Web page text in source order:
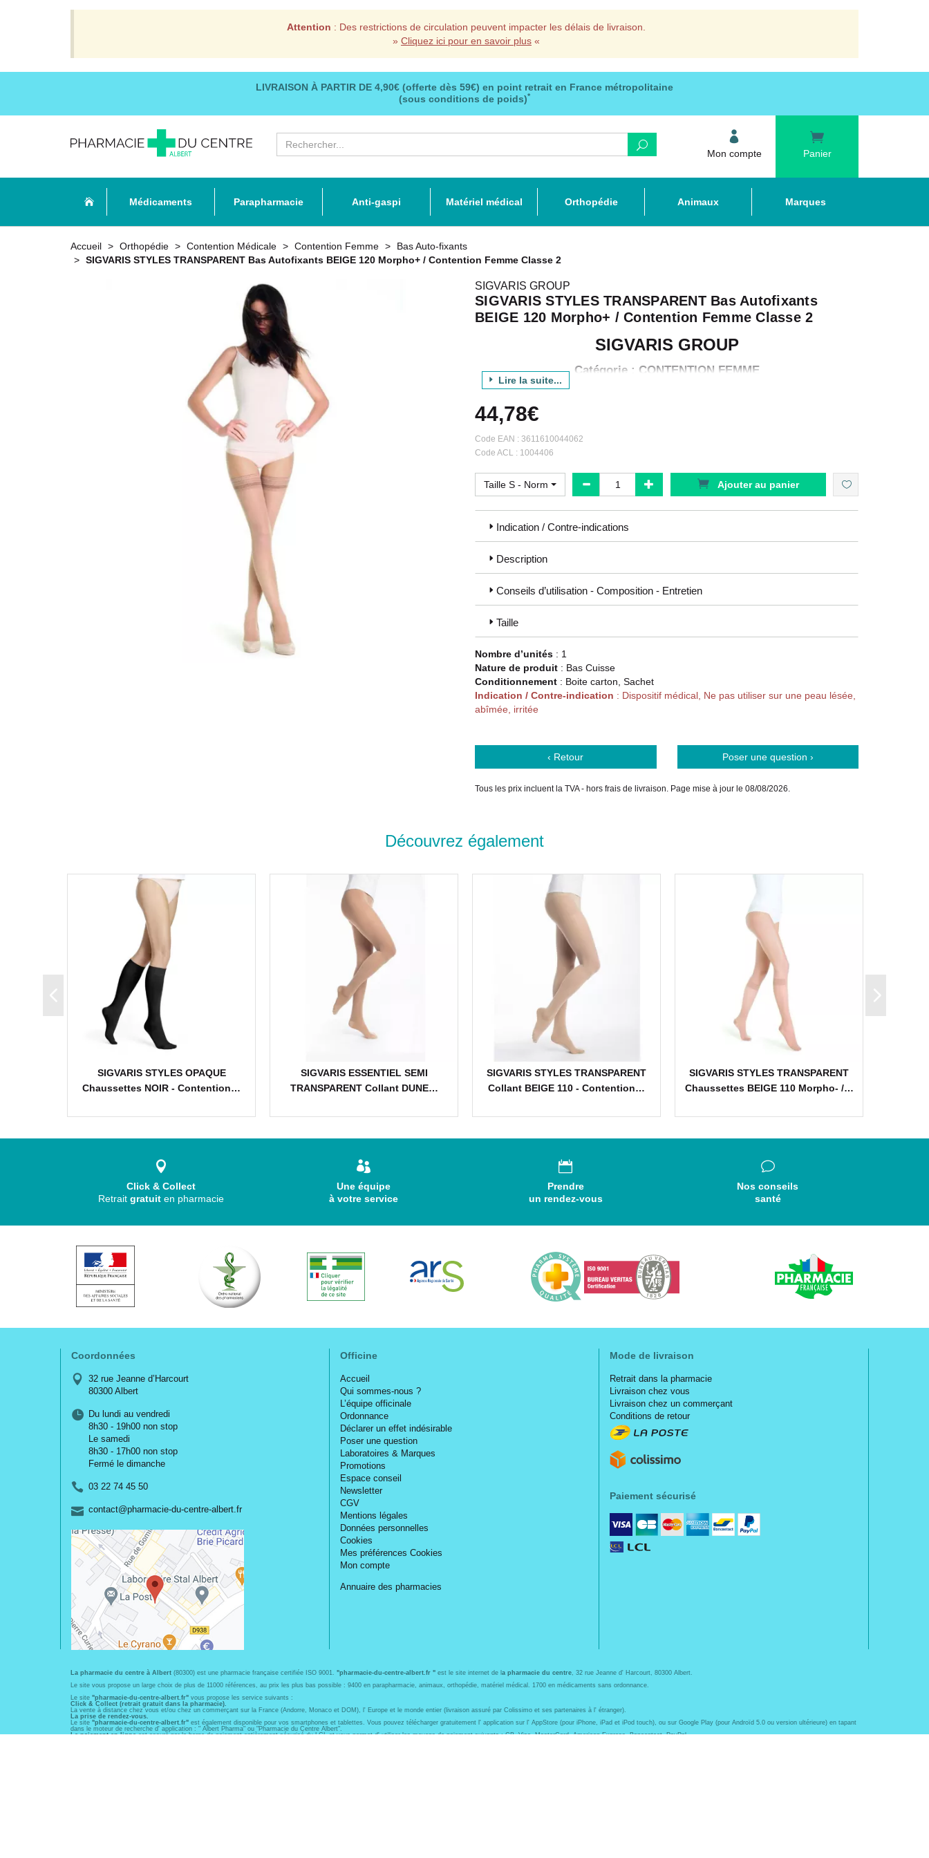
Attention : Des restrictions de circulation peuvent impacter les délais de livraison.
» Cliquez ici pour en savoir plus «
LIVRAISON À PARTIR DE 4,90€ (offerte dès 59€) en point retrait en France métropolitaine
(sous conditions de poids)*
Mon compte Panier
Médicaments Parapharmacie Anti-gaspi Matériel médical Orthopédie Animaux Marques
Accueil Orthopédie Contention Médicale Contention Femme
Bas Auto-fixants
SIGVARIS STYLES TRANSPARENT Bas Autofixants BEIGE 120 Morpho+ / Contention Femme Classe 2
SIGVARIS GROUP
SIGVARIS STYLES TRANSPARENT Bas Autofixants
BEIGE 120 Morpho+ / Contention Femme Classe 2
SIGVARIS GROUP
Catégorie : CONTENTION FEMME
Couleur : BEIGE 120
Styles :
pour qu’elles puissent exprimer leur personnalité.
Les produitsSTYLES TRANSPARENTremplace les produitsDIVIN ECLAT.
1004414 / 1004410 / 1004415
Code EAN : 3611610044062 / 3611610044116 / 3611610044079 / 3611610044123 /
3611610044086 / 3611610044130 / 3611610044093 / 3611610044147 /
3611610044109 / 3611610044154
Lire la suite...
44,78€
Code EAN : 3611610044062
Code ACL : 1004406
Taille S - Normal Ajouter au panier
Indication / Contre-indications
Description
Conseils d’utilisation - Composition - Entretien
Taille
Nombre d’unités : 1
Nature de produit : Bas Cuisse
Conditionnement : Boite carton, Sachet
Indication / Contre-indication : Dispositif médical, Ne pas utiliser sur une peau lésée,
abîmée, irritée
‹ Retour Poser une question ›
Tous les prix incluent la TVA - hors frais de livraison. Page mise à jour le 08/08/2026.
Découvrez également
SIGVARIS STYLES OPAQUE
Chaussettes NOIR - Contention…
SIGVARIS ESSENTIEL SEMI
TRANSPARENT Collant DUNE…
SIGVARIS STYLES TRANSPARENT
Collant BEIGE 110 - Contention…
SIGVARIS STYLES TRANSPARENT
Chaussettes BEIGE 110 Morpho- /…
Click & Collect
Retraitgratuit en pharmacie
Une équipe
à votre service
Prendre
un rendez-vous
Nos conseils
santé
Coordonnées
32 rue Jeanne d’Harcourt
80300 Albert
Du lundi au vendredi
8h30 - 19h00 non stop
Le samedi
8h30 - 17h00 non stop
Fermé le dimanche
03 22 74 45 50
contact-
@-
pharmacie-du-centre-albert.fr
Officine
Accueil
Qui sommes-nous ?
L’équipe officinale
Ordonnance
Déclarer un effet indésirable
Poser une question
Laboratoires & Marques
Promotions
Espace conseil
Newsletter
CGV
Mentions légales
Données personnelles
Cookies
Mes préférences Cookies
Mon compte
Annuaire des pharmacies
Mode de livraison
Retrait dans la pharmacie
Livraison chez vous
Livraison chez un commerçant
Conditions de retour
Paiement sécurisé
La pharmacie du centre à Albert (80300) est une pharmacie française certifiée ISO 9001. "pharmacie-du-centre-albert.fr " est le site internet de l a pharmacie du centre, 32 rue Jeanne d' Harcourt, 80300 Albert.
Le site vous propose un large choix de plus de 11000 références, au prix les plus bas possible : 9400 en parapharmacie, animaux, orthopédie, matériel médical. 1700 en médicaments sans ordonnance.
Le site "pharmacie-du-centre-albert.fr" vous propose les service suivants :
Click & Collect (retrait gratuit dans la pharmacie).
La vente à distance chez vous et/ou chez un commerçant sur la France (Andorre, Monaco et DOM), l' Europe et le monde entier (livraison assuré par Colissimo et ses partenaires à l' étranger).
La prise de rendez-vous.
Le site "pharmacie-du-centre-albert.fr" est également disponible pour vos smartphones et tablettes. Vous pouvez télécharger gratuitement l' application sur l' AppStore (pour iPhone, iPad et iPod touch), ou sur Google Play (pour Androïd 5.0 ou version ultérieure) en tapant
dans le moteur de recherche d' application : " Albert Pharma" ou "Pharmacie du Centre Albert".
Le paiement en ligneest assuré par la borne de paiement entièrement sécurisé du LCL et vous permet d' utiliser les moyens de paiement suivants : CB, Visa, MasterCard, American Express, Bancontact, PayPal.